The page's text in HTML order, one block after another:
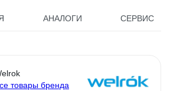
АНАЛОГИ СЕРВИС
товары бренда